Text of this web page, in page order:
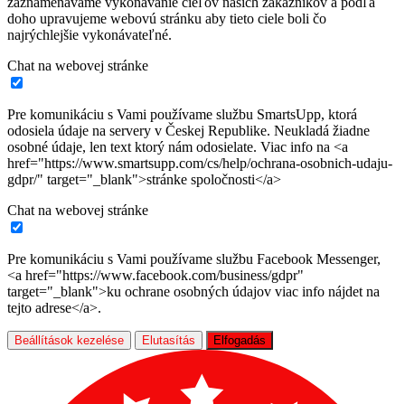
doho upravujeme webovú stránku aby tieto ciele boli čo
najrýchlejšie vykonávateľné.
Chat na webovej stránke
Pre komunikáciu s Vami používame službu SmartsUpp, ktorá
odosiela údaje na servery v Českej Republike. Neukladá žiadne
osobné údaje, len text ktorý nám odosielate. Viac info na <a
href="https://www.smartsupp.com/cs/help/ochrana-osobnich-udaju-
gdpr/" target="_blank">stránke spoločnosti</a>
Chat na webovej stránke
Pre komunikáciu s Vami používame službu Facebook Messenger,
<a href="https://www.facebook.com/business/gdpr"
target="_blank">ku ochrane osobných údajov viac info nájdet na
tejto adrese</a>.
Beállítások kezelése Elutasítás Elfogadás